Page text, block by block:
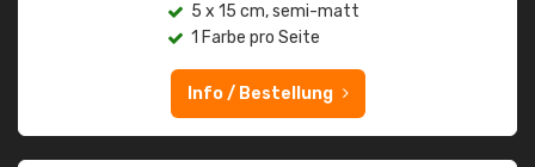
5 x 15 cm, semi-matt
1 Farbe pro Seite
Info / Bestellung